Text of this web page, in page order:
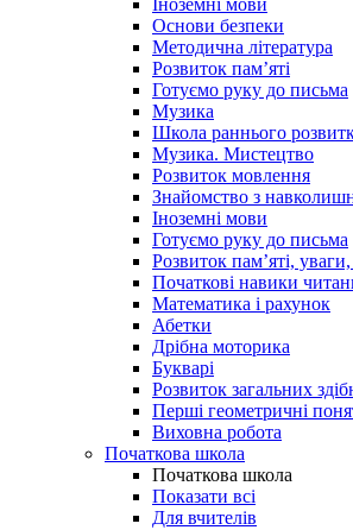
Іноземні мови
Основи безпеки
Методична література
Розвиток пам’яті
Готуємо руку до письма
Музика
Школа раннього
Музика. Мистецтво
Розвиток мовлення
Знайомство з
Іноземні мови
Готуємо руку до письма
Розвиток пам’яті,
Початкові навики
Математика і рахунок
Абетки
Дрібна моторика
Букварі
Розвиток загальних
Перші геометричні
Виховна робота
Початкова школа
Початкова школа
Показати всі
Для вчителів